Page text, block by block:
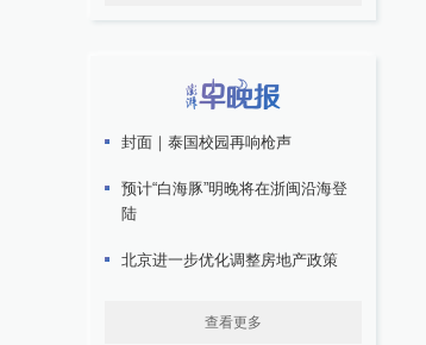
封面｜泰国校园再响枪声
预计“白海豚”明晚将在浙闽沿海登
陆
北京进一步优化调整房地产政策
查看更多